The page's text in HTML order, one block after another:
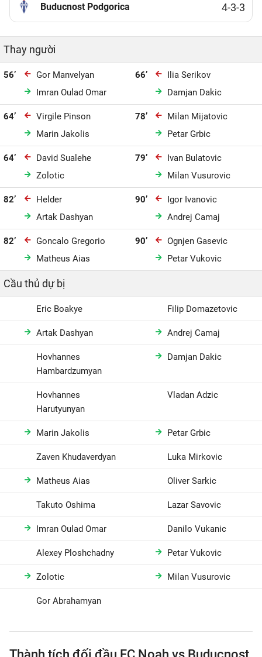
Buducnost Podgorica 4-3-3
Thay người
56’
Gor Manvelyan
Imran Oulad Omar
66’
Ilia Serikov
Damjan Dakic
64’
Virgile Pinson
Marin Jakolis
78’
Milan Mijatovic
Petar Grbic
64’
David Sualehe
Zolotic
79’
Ivan Bulatovic
Milan Vusurovic
82’
Helder
Artak Dashyan
90’
Igor Ivanovic
Andrej Camaj
82’
Goncalo Gregorio
Matheus Aias
90’
Ognjen Gasevic
Petar Vukovic
Cầu thủ dự bị
Eric Boakye Filip Domazetovic
Artak Dashyan Andrej Camaj
Hovhannes
Hambardzumyan
Damjan Dakic
Hovhannes
Harutyunyan
Vladan Adzic
Marin Jakolis Petar Grbic
Zaven Khudaverdyan Luka Mirkovic
Matheus Aias Oliver Sarkic
Takuto Oshima Lazar Savovic
Imran Oulad Omar Danilo Vukanic
Alexey Ploshchadny Petar Vukovic
Zolotic Milan Vusurovic
Gor Abrahamyan